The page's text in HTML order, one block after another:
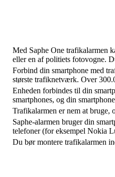
Med Saphe One trafikalarmen
eller en af politiets fotovogne.
Forbind din smartphone med
største trafiknetværk. Over
Enheden forbindes til din
smartphones, og din
Trafikalarmen er nem at bruge,
Saphe-alarmen bruger din
telefoner (for eksempel Nokia
Du bør montere trafikalarmen